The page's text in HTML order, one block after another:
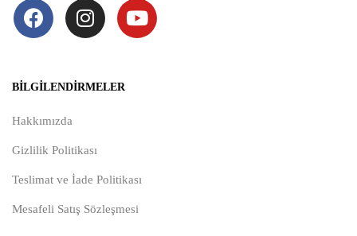
BILGILENDIRMELER
Hakkımızda
Gizlilik Politikası
Teslimat ve İade Politikası
Mesafeli Satış Sözleşmesi